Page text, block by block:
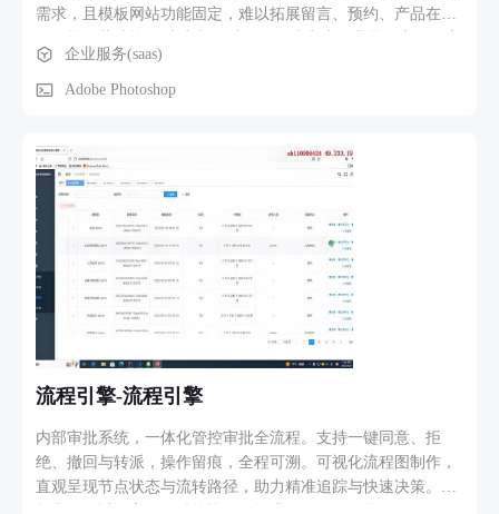
需求，且模板网站功能固定，难以拓展留言、预约、产品在线
营业务、宣传需求进行一对一专属开发，目标打造独一无二的
企业官方网站，完整展示企业品牌、产品案例、企业资讯、联
设备浏览。 2、软件功能、核心功能模块介绍 首页品牌展示模
块：定制专属轮播大图、企业简介板块、核心业务分区、合作
客户展示、底部联系栏，根据客户品牌视觉定制配色、排版，
无模板复用； 产品 / 案例管理模块：后台可自主新增、编辑、
删除产品图片、参数、详情文案，支持产品分类检索、图文详
情展示、案例图集放大预览； 资讯新闻模块：企业动态、行业
资讯发布管理，支持图文排版、文章分类，前端实现分页浏
览、文章详情查看； 访客线索互动模块：在线留言表单、预约
咨询表单，访客提交信息后后台实时接收，支持后台导出客户
线索数据； 联系我们模块：展示企业地址、联系电话、微信二
维码、百度地图定位，一键拨号、导航跳转； 网站后台管理模
块：独立管理账号，权限分级，可视化修改网站文字、图片、
轮播内容，无需代码基础即可自主更新全站内容； 移动端自适
应模块：网站页面自动适配手机、平板屏幕尺寸，移动端优化
按钮尺寸、图片排版，保证手机端浏览流畅美观。 3、业务流
企业服务(saas)
Adobe Photoshop
流程引擎-流程引擎
内部审批系统，一体化管控审批全流程。支持一键同意、拒
绝、撤回与转派，操作留痕，全程可溯。可视化流程图制作，
直观呈现节点状态与流转路径，助力精准追踪与快速决策。让